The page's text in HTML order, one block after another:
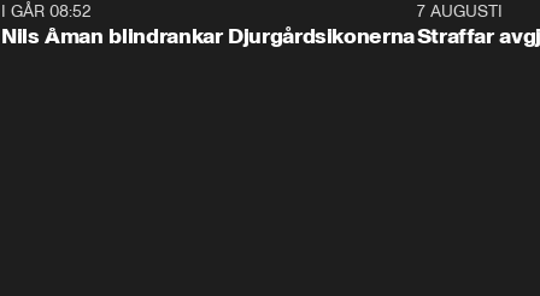
I GÅR 08:52
Nils Åman blindrankar Djurgårdsikonerna
7 AUGUSTI
Straffar